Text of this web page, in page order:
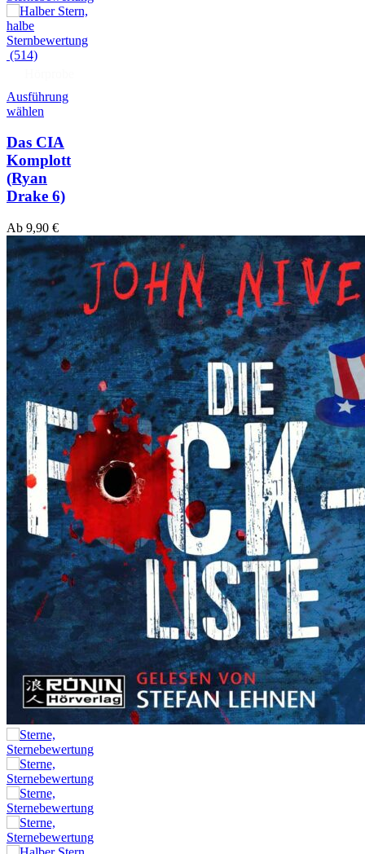
(514)
Ausführung
wählen
Das CIA
Komplott
(Ryan
Drake 6)
Ab 9,90 €